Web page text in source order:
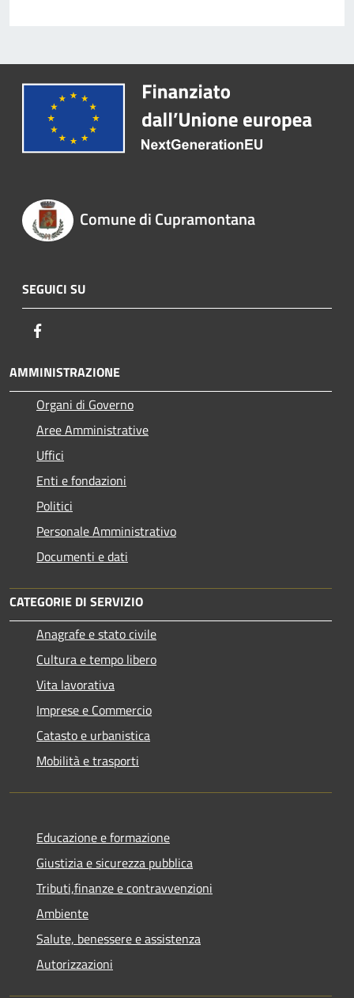
Comune di Cupramontana
SEGUICI SU
AMMINISTRAZIONE
Organi di Governo
Aree Amministrative
Uffici
Enti e fondazioni
Politici
Personale Amministrativo
Documenti e dati
CATEGORIE DI SERVIZIO
Anagrafe e stato civile
Cultura e tempo libero
Vita lavorativa
Imprese e Commercio
Catasto e urbanistica
Mobilità e trasporti
Educazione e formazione
Giustizia e sicurezza pubblica
Tributi,finanze e contravvenzioni
Ambiente
Salute, benessere e assistenza
Autorizzazioni